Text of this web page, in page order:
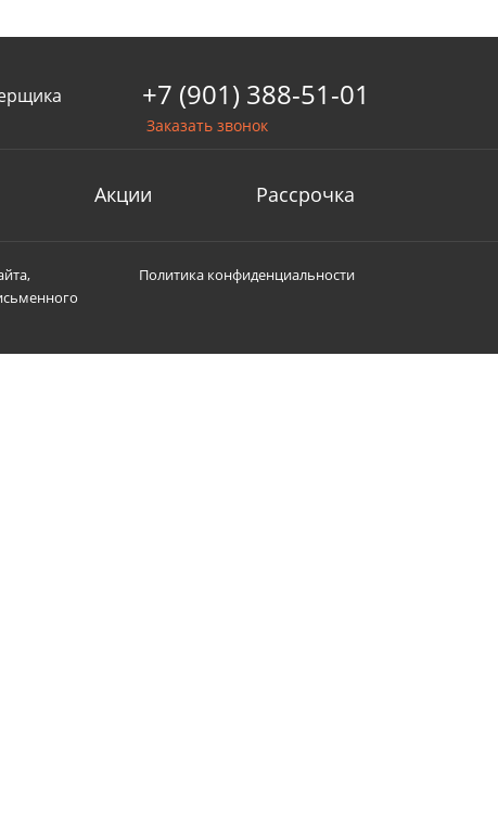
+7 (901) 388-51-01
Заказать звонок
Акции Рассрочка
Политика конфиденциальности